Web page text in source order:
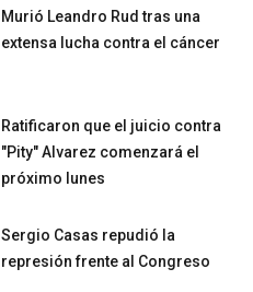
Murió Leandro Rud tras una
extensa lucha contra el cáncer
Ratificaron que el juicio contra
"Pity" Alvarez comenzará el
próximo lunes
Sergio Casas repudió la
represión frente al Congreso